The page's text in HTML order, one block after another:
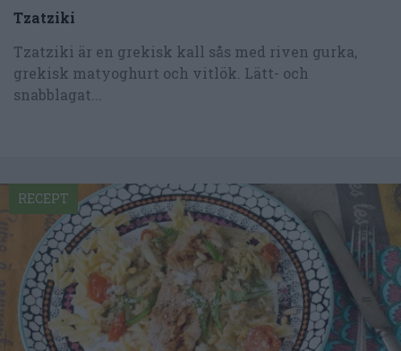
Tzatziki
Tzatziki är en grekisk kall sås med riven gurka,
grekisk matyoghurt och vitlök. Lätt- och
snabblagat...
RECEPT